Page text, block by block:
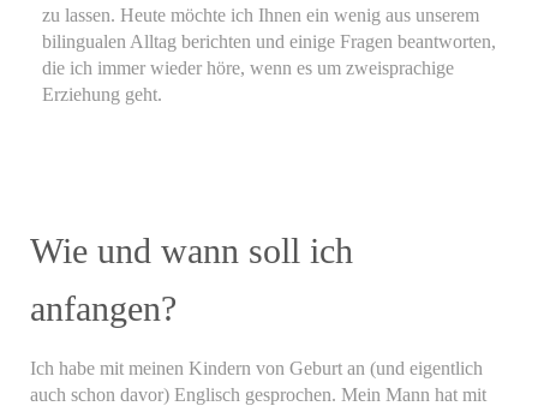
zu lassen. Heute möchte ich Ihnen ein wenig aus unserem
bilingualen Alltag berichten und einige Fragen beantworten,
die ich immer wieder höre, wenn es um zweisprachige
Erziehung geht.
Wie und wann soll ich
anfangen?
Ich habe mit meinen Kindern von Geburt an (und eigentlich
auch schon davor) Englisch gesprochen. Mein Mann hat mit